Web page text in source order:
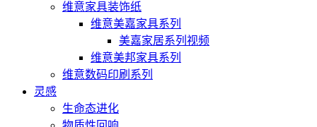
维意家具装饰纸
维意美嘉家具系列
美嘉家居系列视频
维意美邦家具系列
维意数码印刷系列
灵感
生命态进化